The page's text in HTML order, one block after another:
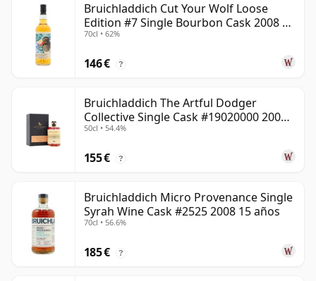
Bruichladdich Cut Your Wolf Loose
Edition #7 Single Bourbon Cask 2008 14
años
70cl • 62%
146 € ?
Bruichladdich The Artful Dodger
Collective Single Cask #19020000 2001
22 años
50cl • 54.4%
155 € ?
Bruichladdich Micro Provenance Single
Syrah Wine Cask #2525 2008 15 años
70cl • 56.6%
185 € ?